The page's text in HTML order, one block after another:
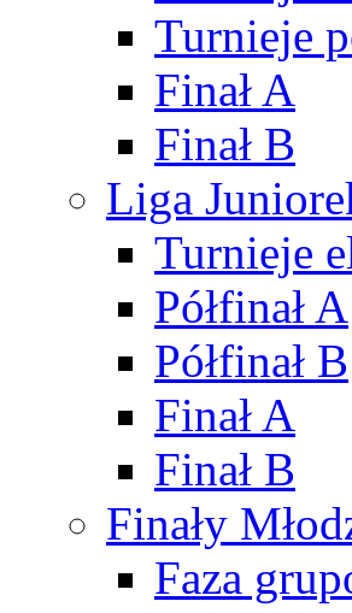
Turnieje
Finał A
Finał B
Liga
Turnieje
Półfinał A
Półfinał B
Finał A
Finał B
Finały
Faza